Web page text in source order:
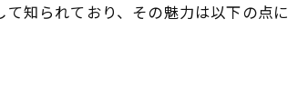
知られており、その魅力は以下の点に